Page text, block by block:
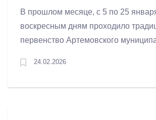
В прошлом месяце, с 5 по 25
воскресным дням проходило
первенство Артемовского
параллельных турнира проводились
24.02.2026